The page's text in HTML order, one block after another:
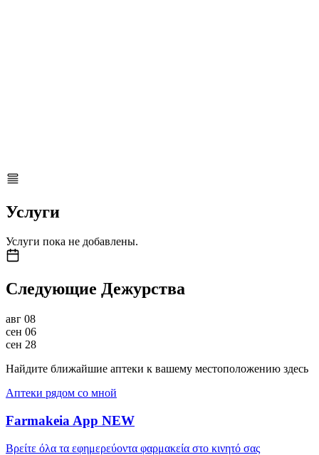
Услуги
Услуги пока не добавлены.
Следующие Дежурства
авг 08
сен 06
сен 28
Найдите ближайшие аптеки к вашему местоположению здесь
Аптеки рядом со мной
Farmakeia App NEW
Βρείτε όλα τα εφημερεύοντα φαρμακεία στο κινητό σας